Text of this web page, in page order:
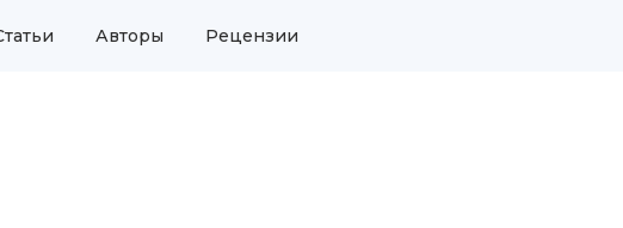
Авторы Рецензии